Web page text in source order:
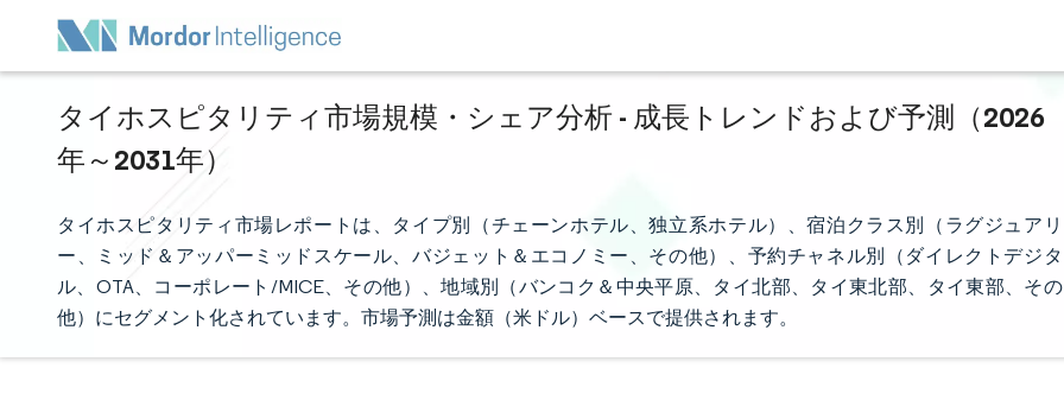
タイホスピタリティ市場規模・シェア分析 - 成長トレンドおよび予測（2026
年～2031年）
タイホスピタリティ市場レポートは、タイプ別（チェーンホテル、独立系ホテル）、宿泊クラス別（ラグジュアリ
ー、ミッド＆アッパーミッドスケール、バジェット＆エコノミー、その他）、予約チャネル別（ダイレクトデジタ
ル、OTA、コーポレート/MICE、その他）、地域別（バンコク＆中央平原、タイ北部、タイ東北部、タイ東部、その
他）にセグメント化されています。市場予測は金額（米ドル）ベースで提供されます。